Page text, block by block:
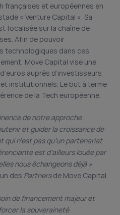
françaises et européennes en
« Venture Capital ». Sa
focalisée sur la chaîne de
Afin de pouvoir
technologiques dans ces
Move Capital vise une
auprès d’investisseurs
institutionnels. Le but à terme
de la Tech européenne.
de notre approche
et guider la croissance de
n’est pas qu’un partenariat
est d’ailleurs louée par
nous échangeons déjà »
des Partnersde Move Capital.
de financement majeur et
la souveraineté